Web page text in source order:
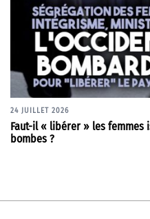
24 JUILLET 2026
Faut-il « libérer » les femmes
bombes ?